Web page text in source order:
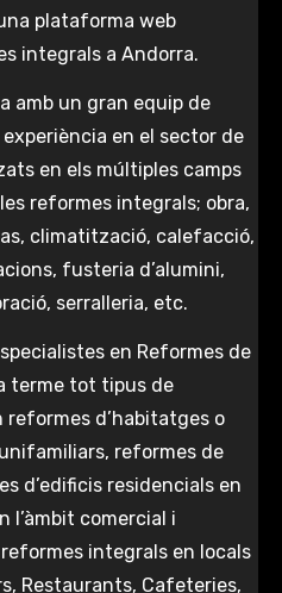
plataforma web
integrals a Andorra.
amb un gran equip de
en el sector de
en els múltiples camps
reformes integrals; obra,
climatització, calefacció,
fusteria d’alumini,
serralleria, etc.
en Reformes de
terme tot tipus de
d’habitatges o
reformes de
d’edificis residencials en
l’àmbit comercial i
integrals en locals
Restaurants, Cafeteries,